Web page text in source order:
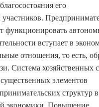
его
функционировать
вступает в
отношения, то есть,
Система хозяйственных
элементов
структур в